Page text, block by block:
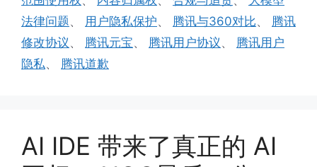
法律问题、 用户隐私保护、 腾讯与360对比、 腾讯
修改协议 、 腾讯元宝、 腾讯用户协议 、 腾讯用户
隐私、 腾讯道歉
AI IDE 带来了真正的 AI